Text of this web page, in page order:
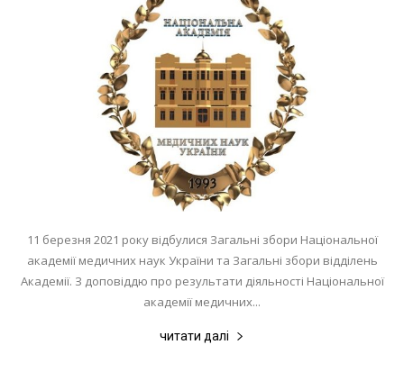
11 березня 2021 року відбулися Загальні збори Національної
академії медичних наук України та Загальні збори відділень
Академії. З доповіддю про результати діяльності Національної
академії медичних...
читати далі